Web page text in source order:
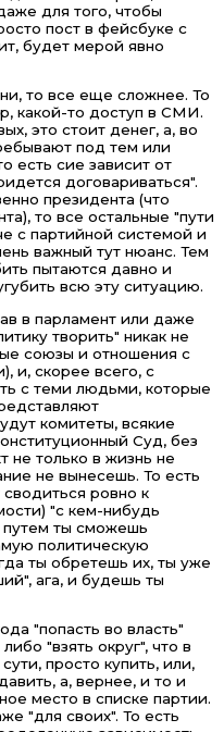
для того, чтобы
пост в фейсбуке с
будет мерой явно
то все еще сложнее. То
какой-то доступ в СМИ.
это стоит денег, а, во
под тем или
есть сие зависит от
договариваться".
президента (что
то все остальные "пути
с партийной системой и
важный тут нюанс. Тем
пытаются давно и
всю эту ситуацию.
в парламент или даже
творить" никак не
союзы и отношения с
и, скорее всего, с
с теми людьми, которые
комитеты, всякие
Суд, без
не только в жизнь не
не вынесешь. То есть
ровно к
"с кем-нибудь
путем ты сможешь
политическую
ты обретешь их, ты уже
ага, и будешь ты
"попасть во власть"
"взять округ", что в
просто купить, или,
а, вернее, и то и
место в списке партии.
"для своих". То есть